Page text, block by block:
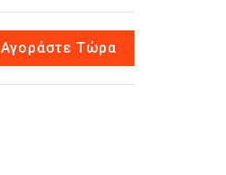
Αγοράστε Τώρα